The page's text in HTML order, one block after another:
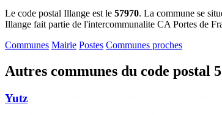
Le code postal Illange est le 57970. La commune se
Illange fait partie de l'intercommunalite CA Portes de
Communes Mairie Postes Communes proches
Autres communes du code postal
Yutz